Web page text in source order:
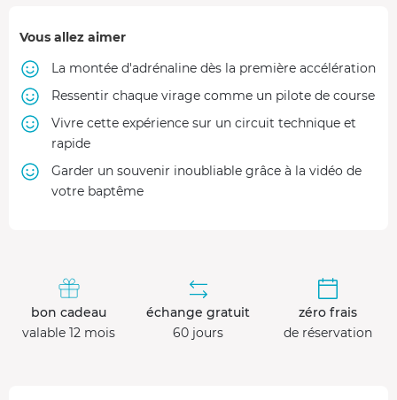
Vous allez aimer
La montée d'adrénaline dès la première accélération
Ressentir chaque virage comme un pilote de course
Vivre cette expérience sur un circuit technique et
rapide
Garder un souvenir inoubliable grâce à la vidéo de
votre baptême
bon cadeau
valable 12 mois
échange gratuit
60 jours
zéro frais
de réservation